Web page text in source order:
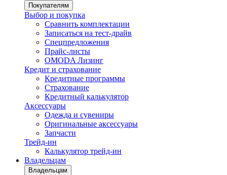
Покупателям
Выбор и покупка
Сравнить комплектации
Записаться на тест-драйв
Cпецпредложения
Прайс-листы
OMODA Лизинг
Кредит и страхование
Кредитные программы
Страхование
Кредитный калькулятор
Аксессуары
Одежда и сувениры
Оригинальные аксессуары
Запчасти
Трейд-ин
Калькулятор трейд-ин
Владельцам
Владельцам